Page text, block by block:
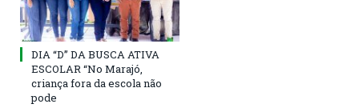
DIA “D” DA BUSCA ATIVA
ESCOLAR “No Marajó,
criança fora da escola não
pode